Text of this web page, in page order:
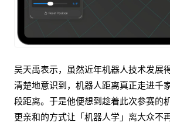
吴天禹表示，虽然近年机器人技术发展
清楚地意识到，机器人距离真正走进千
段距离。于是他便想到趁着此次参赛的
更亲和的方式让「机器人学」离大众不